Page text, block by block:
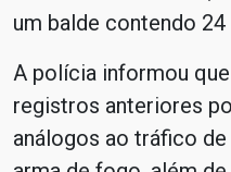
um balde contendo
A polícia informou
registros anteriores
análogos ao tráfico